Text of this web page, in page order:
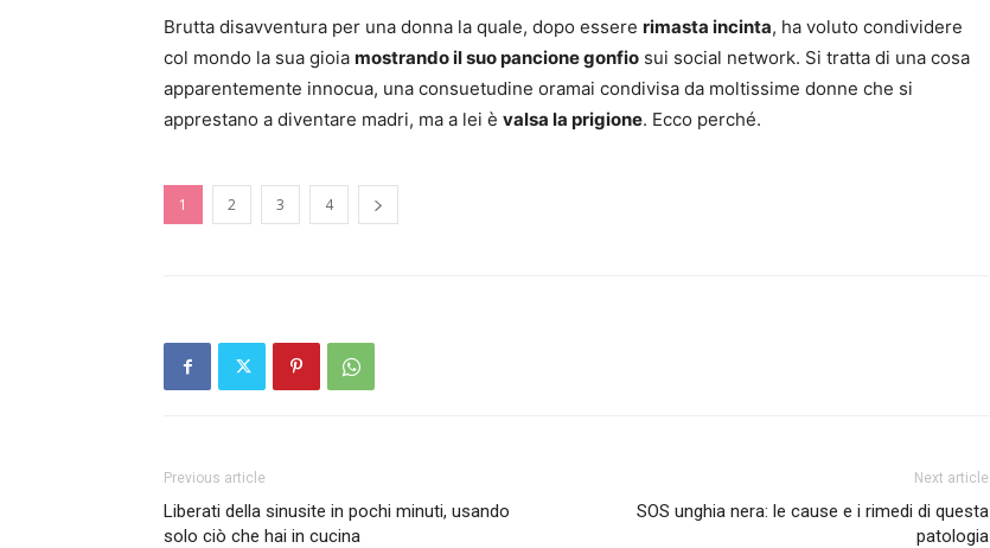
Brutta disavventura per una donna la quale, dopo essere rimasta incinta, ha voluto condividere
col mondo la sua gioia mostrando il suo pancione gonfio sui social network. Si tratta di una cosa
apparentemente innocua, una consuetudine oramai condivisa da moltissime donne che si
apprestano a diventare madri, ma a lei è valsa la prigione. Ecco perché.
1 2 3 4
Previous article
Liberati della sinusite in pochi minuti, usando
solo ciò che hai in cucina
Next article
SOS unghia nera: le cause e i rimedi di questa
patologia